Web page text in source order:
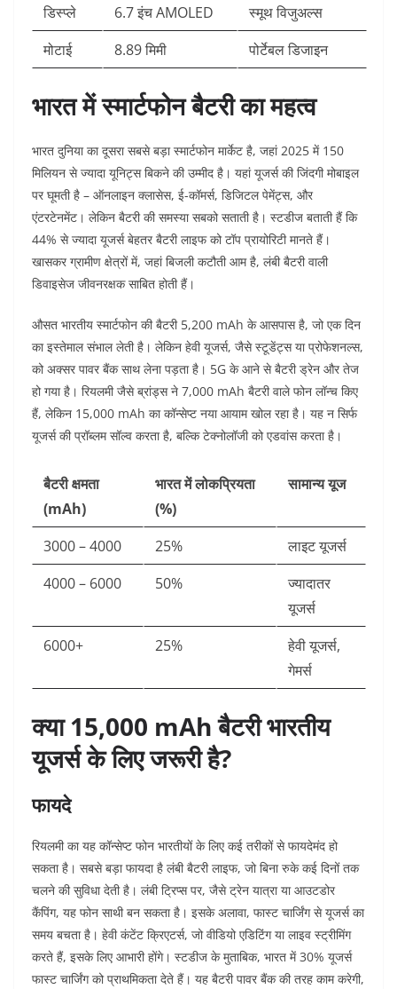
डिस्प्ले 6.7 इंच AMOLED
स्मूथ विजुअल्स
मोटाई
8.89 मिमी पोर्टेबल डिजाइन
भारत में स्मार्टफोन बैटरी का महत्व
भारत दुनिया का दूसरा सबसे बड़ा स्मार्टफोन मार्केट है, जहां 2025 में 150
मिलियन से ज्यादा यूनिट्स बिकने की उम्मीद है। यहां यूजर्स की जिंदगी मोबाइल
पर घूमती है – ऑनलाइन क्लासेस, ई-कॉमर्स, डिजिटल पेमेंट्स, और
एंटरटेनमेंट। लेकिन बैटरी की समस्या सबको सताती है। स्टडीज बताती हैं कि
44% से ज्यादा यूजर्स बेहतर बैटरी लाइफ को टॉप प्रायोरिटी मानते हैं।
खासकर ग्रामीण क्षेत्रों में, जहां बिजली कटौती आम है, लंबी बैटरी वाली
डिवाइसेज जीवनरक्षक साबित होती हैं।
औसत भारतीय स्मार्टफोन की बैटरी 5,200 mAh के आसपास है, जो एक दिन
का इस्तेमाल संभाल लेती है। लेकिन हेवी यूजर्स, जैसे स्टूडेंट्स या प्रोफेशनल्स,
को अक्सर पावर बैंक साथ लेना पड़ता है। 5G के आने से बैटरी ड्रेन और तेज
हो गया है। रियलमी जैसे ब्रांड्स ने 7,000 mAh बैटरी वाले फोन लॉन्च किए
हैं, लेकिन 15,000 mAh का कॉन्सेप्ट नया आयाम खोल रहा है। यह न सिर्फ
यूजर्स की प्रॉब्लम सॉल्व करता है, बल्कि टेक्नोलॉजी को एडवांस करता है।
बैटरी क्षमता
(mAh)
भारत में लोकप्रियता
(%)
सामान्य यूज
3000 – 4000 25%
लाइट यूजर्स
4000 – 6000
50%
ज्यादातर
यूजर्स
6000+
25%
हेवी यूजर्स,
गेमर्स
क्या 15,000 mAh बैटरी भारतीय
यूजर्स के लिए जरूरी है?
फायदे
रियलमी का यह कॉन्सेप्ट फोन भारतीयों के लिए कई तरीकों से फायदेमंद हो
सकता है। सबसे बड़ा फायदा है लंबी बैटरी लाइफ, जो बिना रुके कई दिनों तक
चलने की सुविधा देती है। लंबी ट्रिप्स पर, जैसे ट्रेन यात्रा या आउटडोर
कैंपिंग, यह फोन साथी बन सकता है। इसके अलावा, फास्ट चार्जिंग से यूजर्स का
समय बचता है। हेवी कंटेंट क्रिएटर्स, जो वीडियो एडिटिंग या लाइव स्ट्रीमिंग
करते हैं, इसके लिए आभारी होंगे। स्टडीज के मुताबिक, भारत में 30% यूजर्स
फास्ट चार्जिंग को प्राथमिकता देते हैं। यह बैटरी पावर बैंक की तरह काम करेगी,